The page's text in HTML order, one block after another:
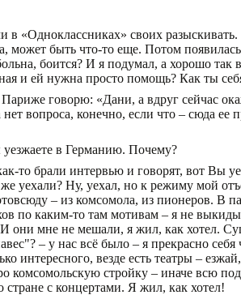
в «Одноклассниках» своих
может быть что-то еще. Потом
боится? И я подумал, а хорошо так
и ей нужна просто помощь? Как ты
говорю: «Дани, а вдруг сейчас
вопроса, конечно, если что – сюда ее
в Германию. Почему?
то брали интервью и говорят, вот Вы
уехали? Ну, уехал, но к режиму мой
– из комсомола, из пионеров. В
по каким-то там мотивам – я не
они мне не мешали, я жил, как хотел.
– у нас всё было – я прекрасно
интересного, везде есть театры –
комсомольскую стройку – иначе всю
стране с концертами. Я жил, как хотел!